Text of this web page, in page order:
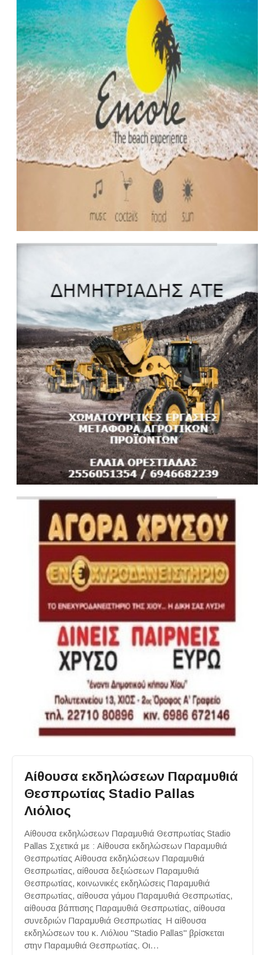
Αίθουσα εκδηλώσεων Παραμυθιά
Θεσπρωτίας Stadio Pallas
Λιόλιος
Αίθουσα εκδηλώσεων Παραμυθιά Θεσπρωτίας Stadio
Pallas Σχετικά με : Αίθουσα εκδηλώσεων Παραμυθιά
Θεσπρωτίας Αίθουσα εκδηλώσεων Παραμυθιά
Θεσπρωτίας, αίθουσα δεξιώσεων Παραμυθιά
Θεσπρωτίας, κοινωνικές εκδηλώσεις Παραμυθιά
Θεσπρωτίας, αίθουσα γάμου Παραμυθιά Θεσπρωτίας,
αίθουσα βάπτισης Παραμυθιά Θεσπρωτίας, αίθουσα
συνεδριών Παραμυθιά Θεσπρωτίας Η αίθουσα
εκδηλώσεων του κ. Λιόλιου "Stadio Pallas" βρίσκεται
στην Παραμυθιά Θεσπρωτίας. Οι…